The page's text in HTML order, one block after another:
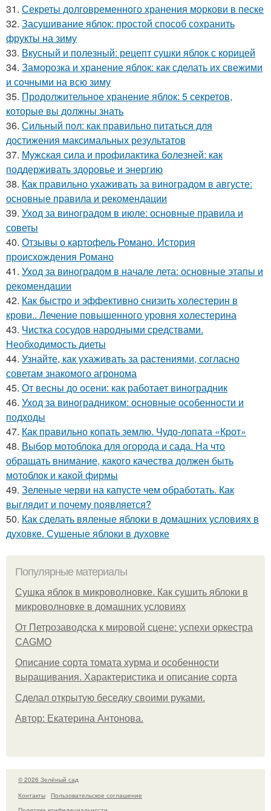
31. Секреты долговременного хранения моркови в песке
32. Засушивание яблок: простой способ сохранить
фрукты на зиму
33. Вкусный и полезный: рецепт сушки яблок с корицей
34. Заморозка и хранение яблок: как сделать их свежими
и сочными на всю зиму
35. Продолжительное хранение яблок: 5 секретов,
которые вы должны знать
36. Сильный пол: как правильно питаться для
достижения максимальных результатов
37. Мужская сила и профилактика болезней: как
поддерживать здоровье и энергию
38. Как правильно ухаживать за виноградом в августе:
основные правила и рекомендации
39. Уход за виноградом в июле: основные правила и
советы
40. Отзывы о картофель Романо. История
происхождения Романо
41. Уход за виноградом в начале лета: основные этапы и
рекомендации
42. Как быстро и эффективно снизить холестерин в
крови.. Лечение повышенного уровня холестерина
43. Чистка сосудов народными средствами.
Необходимость диеты
44. Узнайте, как ухаживать за растениями, согласно
советам знакомого агронома
45. От весны до осени: как работает виноградник
46. Уход за виноградником: основные особенности и
подходы
47. Как правильно копать землю. Чудо-лопата «Крот»
48. Выбор мотоблока для огорода и сада. На что
обращать внимание, какого качества должен быть
мотоблок и какой фирмы
49. Зеленые черви на капусте чем обработать. Как
выглядит и почему появляется?
50. Как сделать вяленые яблоки в домашних условиях в
духовке. Сушеные яблоки в духовке
Популярные материалы
Сушка яблок в микроволновке. Как сушить яблоки в
микроволновке в домашних условиях
От Петрозаводска к мировой сцене: успехи оркестра
CAGMO
Описание сорта томата хурма и особенности
выращивания. Характеристика и описание сорта
Сделал открытую беседку своими руками.
Автор: Екатерина Антонова.
© 2026 Зелёный сад
Контакты
Пользовательское соглашение